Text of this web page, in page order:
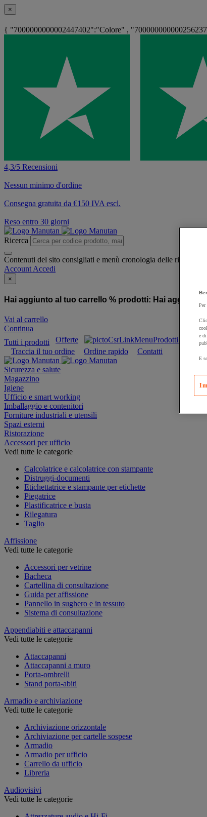
×
{ "7000000000002447402":"Colore" ,
4,3/5 Recensioni
Nessun minimo d'ordine
Consegna gratuita da €150 IVA escl.
Reso entro 30 giorni
Ricerca
Contenuti del sito consigliati e menù cronologia delle ricerche
Account Accedi
×
Hai aggiunto al tuo carrello % prodotti: Hai aggiunto
Vai al carrello
Continua
Tutti i prodotti
Offerte Prodotti
Traccia il tuo ordine
Ordine rapido Contatti
Sicurezza e salute
Magazzino
Igiene
Ufficio e smart working
Imballaggio e contenitori
Forniture industriali e utensili
Spazi esterni
Ristorazione
Accessori per ufficio
Vedi tutte le categorie
Calcolatrice e calcolatrice con stampante
Distruggi-documenti
Etichettatrice e stampante per etichette
Piegatrice
Plastificatrice e busta
Rilegatura
Taglio
Affissione
Vedi tutte le categorie
Accessori per vetrine
Bacheca
Cartellina di consultazione
Guida per affissione
Pannello in sughero e in tessuto
Sistema di consultazione
Appendiabiti e attaccapanni
Vedi tutte le categorie
Attaccapanni
Attaccapanni a muro
Porta-ombrelli
Stand porta-abiti
Armadio e archiviazione
Vedi tutte le categorie
Archiviazione orizzontale
Archiviazione per cartelle sospese
Armadio
Armadio per ufficio
Carrello da ufficio
Libreria
Audiovisivi
Vedi tutte le categorie
Per
e
E